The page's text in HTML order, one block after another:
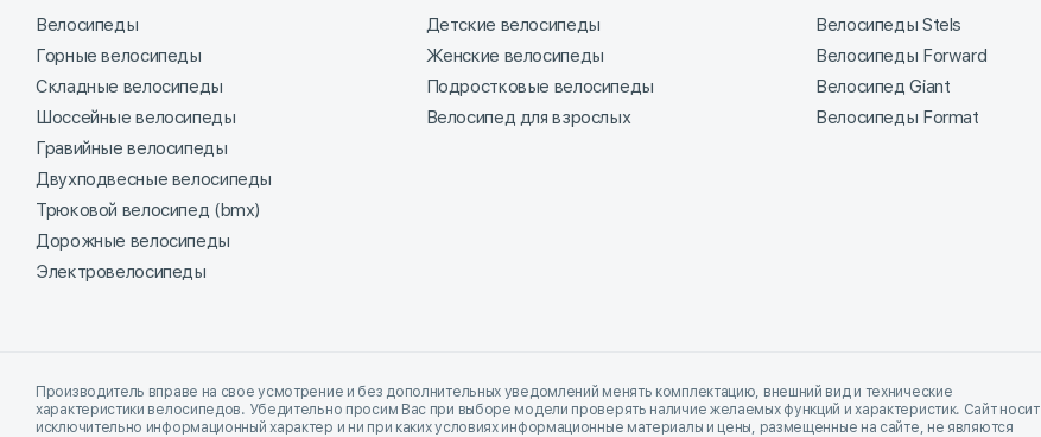
Велосипеды
Горные велосипеды
Складные велосипеды
Шоссейные велосипеды
Гравийные велосипеды
Двухподвесные велосипеды
Трюковой велосипед (bmx)
Дорожные велосипеды
Электровелосипеды
Детские велосипеды
Женские велосипеды
Подростковые велосипеды
Велосипед для взрослых
Велосипеды Stels
Велосипеды Forward
Велосипед Giant
Велосипеды Format
Производитель вправе на свое усмотрение и без дополнительных уведомлений менять комплектацию, внешний вид и технические
характеристики велосипедов. Убедительно просим Вас при выборе модели проверять наличие желаемых функций и характеристик. Сайт носит
исключительно информационный характер и ни при каких условиях информационные материалы и цены, размещенные на сайте, не являются